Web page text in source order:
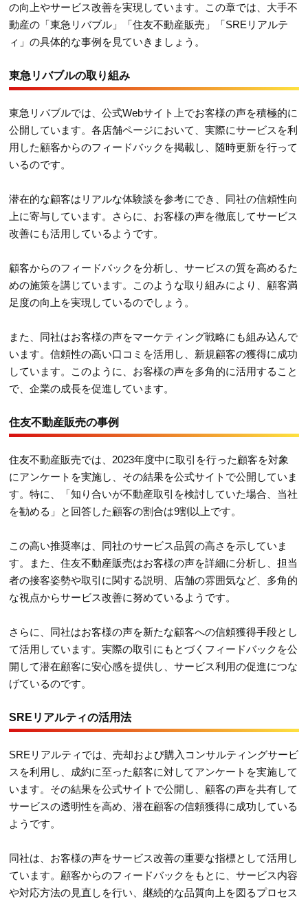
の向上やサービス改善を実現しています。この章では、大手不
動産の「東急リバブル」「住友不動産販売」「SREリアルテ
ィ」の具体的な事例を見ていきましょう。
東急リバブルの取り組み
東急リバブルでは、公式Webサイト上でお客様の声を積極的に
公開しています。各店舗ページにおいて、実際にサービスを利
用した顧客からのフィードバックを掲載し、随時更新を行って
いるのです。
潜在的な顧客はリアルな体験談を参考にでき、同社の信頼性向
上に寄与しています。さらに、お客様の声を徹底してサービス
改善にも活用しているようです。
顧客からのフィードバックを分析し、サービスの質を高めるた
めの施策を講じています。このような取り組みにより、顧客満
足度の向上を実現しているのでしょう。
また、同社はお客様の声をマーケティング戦略にも組み込んで
います。信頼性の高い口コミを活用し、新規顧客の獲得に成功
しています。このように、お客様の声を多角的に活用すること
で、企業の成長を促進しています。
住友不動産販売の事例
住友不動産販売では、2023年度中に取引を行った顧客を対象
にアンケートを実施し、その結果を公式サイトで公開していま
す。特に、「知り合いが不動産取引を検討していた場合、当社
を勧める」と回答した顧客の割合は9割以上です。
この高い推奨率は、同社のサービス品質の高さを示していま
す。また、住友不動産販売はお客様の声を詳細に分析し、担当
者の接客姿勢や取引に関する説明、店舗の雰囲気など、多角的
な視点からサービス改善に努めているようです。
さらに、同社はお客様の声を新たな顧客への信頼獲得手段とし
て活用しています。実際の取引にもとづくフィードバックを公
開して潜在顧客に安心感を提供し、サービス利用の促進につな
げているのです。
SREリアルティの活用法
SREリアルティでは、売却および購入コンサルティングサービ
スを利用し、成約に至った顧客に対してアンケートを実施して
います。その結果を公式サイトで公開し、顧客の声を共有して
サービスの透明性を高め、潜在顧客の信頼獲得に成功している
ようです。
同社は、お客様の声をサービス改善の重要な指標として活用し
ています。顧客からのフィードバックをもとに、サービス内容
や対応方法の見直しを行い、継続的な品質向上を図るプロセス